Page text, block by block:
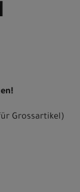
Grossartikel)